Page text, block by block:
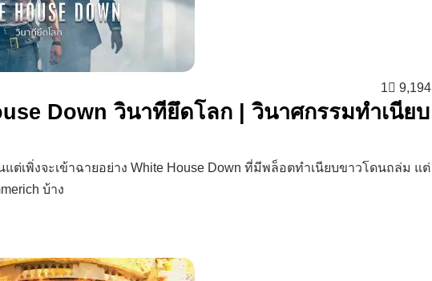
1 9,194
Down วินาทียึดโลก | วินาศกรรมทำเนียบ
ต่เพิ่งจะเข้าฉายอย่าง White House Down ที่มีพล็อตทำเนียบขาวโดนถล่ม แต่
บ้าง